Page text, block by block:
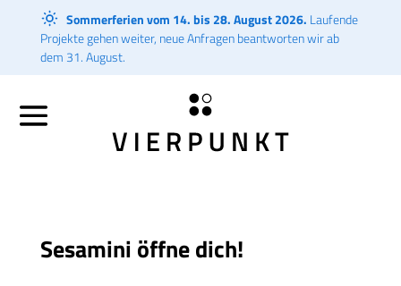
Sommerferien vom 14. bis 28. August 2026. Laufende
Projekte gehen weiter, neue Anfragen beantworten wir ab
dem 31. August.
Sesamini öffne dich!